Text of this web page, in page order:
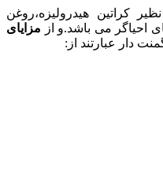
کراتین هیدرولیزه،روغن
احیاگر می باشد.و از مزایای
دار عبارتند از: